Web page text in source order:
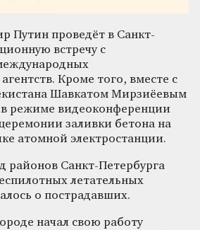
Путин проведёт в Санкт-
встречу с
Кроме того, вместе с
Шавкатом Мирзиёевым
в режиме видеоконференции
заливки бетона на
атомной электростанции.
районов Санкт-Петербурга
летательных
о пострадавших.
начал свою работу